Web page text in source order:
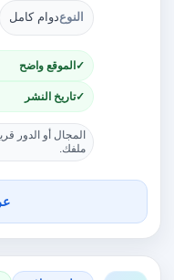
النوعدوام كامل
الموقع واضح
تاريخ النشر
المجال أو الدور
ملفك.